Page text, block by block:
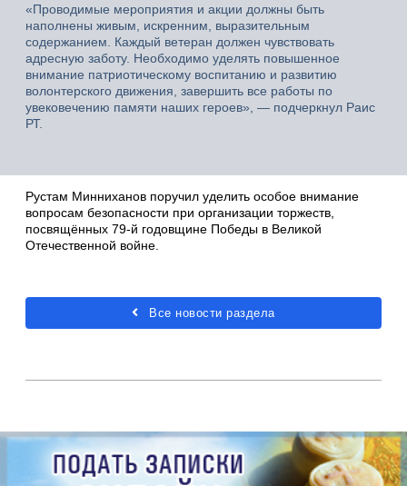
«Проводимые мероприятия и акции должны быть
наполнены живым, искренним, выразительным
содержанием. Каждый ветеран должен чувствовать
адресную заботу. Необходимо уделять повышенное
внимание патриотическому воспитанию и развитию
волонтерского движения, завершить все работы по
увековечению памяти наших героев», — подчеркнул Раис
РТ.
Рустам Минниханов поручил уделить особое внимание
вопросам безопасности при организации торжеств,
посвящённых 79-й годовщине Победы в Великой
Отечественной войне.
Все новости раздела